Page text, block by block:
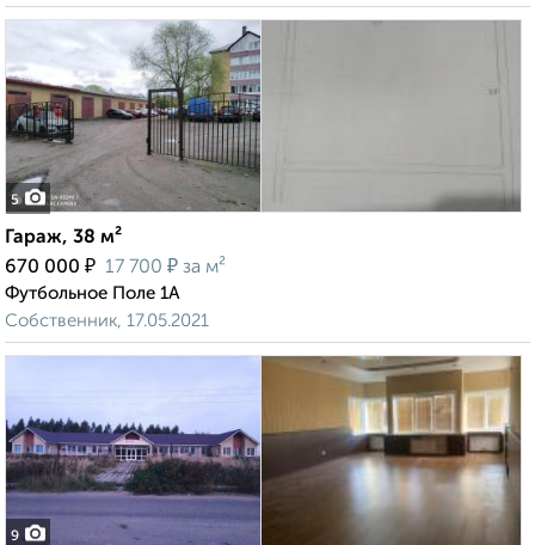
5
Гараж, 38 м²
670 000 ₽ 17 700 ₽ за м²
Футбольное Поле 1А
Собственник, 17.05.2021
9